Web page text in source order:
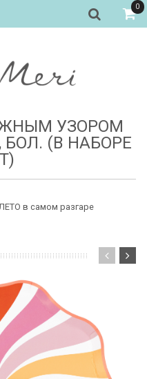
0
УЗОРОМ
БОЛ. (В НАБОРЕ
в самом разгаре